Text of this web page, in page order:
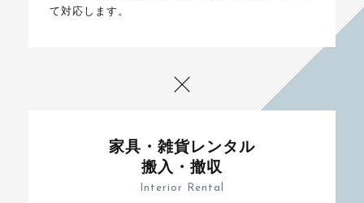
て対応します。
家具・雑貨レンタル
搬入・撤収
Interior Rental